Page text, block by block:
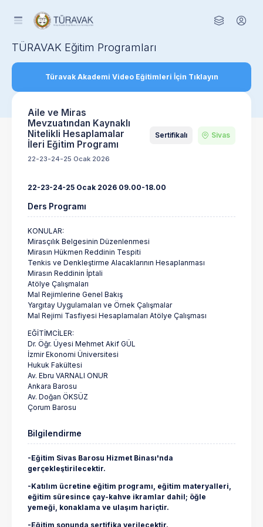
TÜRAVAK Eğitim Programları
Türavak Akademi Video Eğitimleri İçin Tıklayın
Aile ve Miras
Mevzuatından Kaynaklı
Nitelikli Hesaplamalar
İleri Eğitim Programı
22-23-24-25 Ocak 2026
Sertifikalı Sivas
22-23-24-25 Ocak 2026 09.00-18.00
Ders Programı
KONULAR:
Mirasçılık Belgesinin Düzenlenmesi
Mirasın Hükmen Reddinin Tespiti
Tenkis ve Denkleştirme Alacaklarının Hesaplanması
Mirasın Reddinin İptali
Atölye Çalışmaları
Mal Rejimlerine Genel Bakış
Yargıtay Uygulamaları ve Örnek Çalışmalar
Mal Rejimi Tasfiyesi Hesaplamaları Atölye Çalışması
EĞİTİMCİLER:
Dr. Öğr. Üyesi Mehmet Akif GÜL
İzmir Ekonomi Üniversitesi
Hukuk Fakültesi
Av. Ebru VARNALI ONUR
Ankara Barosu
Av. Doğan ÖKSÜZ
Çorum Barosu
Bilgilendirme
-Eğitim Sivas Barosu Hizmet Binası'nda
gerçekleştirilecektir.
-Katılım ücretine eğitim programı, eğitim materyalleri,
eğitim süresince çay-kahve ikramlar dahil; öğle
yemeği, konaklama ve ulaşım hariçtir.
-Eğitim sonunda sertifika verilecektir.